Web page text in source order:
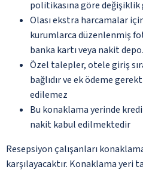
politikasına göre
Olası ekstra harcamalar
kurumlarca düzenlenmiş
banka kartı veya nakit
Özel talepler, otele giriş
bağlıdır ve ek ödeme
edilemez
Bu konaklama yerinde
nakit kabul edilmektedir
Resepsiyon çalışanları
karşılayacaktır. Konaklama yeri